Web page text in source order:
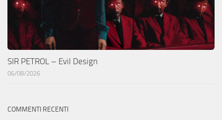
SIR PETROL – Evil Design
06/08/2026
COMMENTI RECENTI